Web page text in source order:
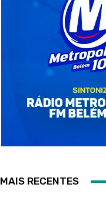
MAIS RECENTES